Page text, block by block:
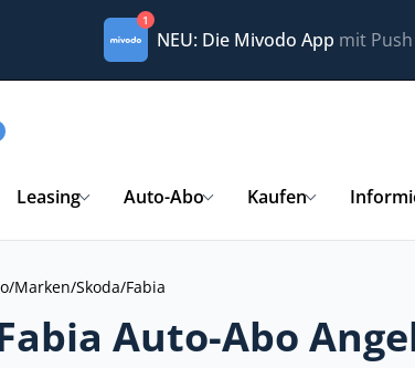
1
NEU: Die Mivodo App mit
Leasing Auto-Abo Kaufen
/Marken/Skoda/Fabia
Auto-Abo